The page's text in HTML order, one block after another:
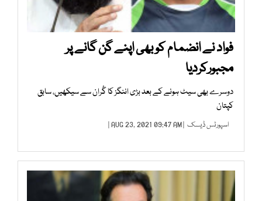
فواد نے انضمام کو بھی اپنے گن گانے پر
مجبورکردیا
دوسرے بھی سیٹ ہونے کے بعد بڑی اننگز کا گُران سے سیکھیں، سابق
کپتان
اسپورٹس ڈیسک | AUG 23, 2021 09:47 AM |